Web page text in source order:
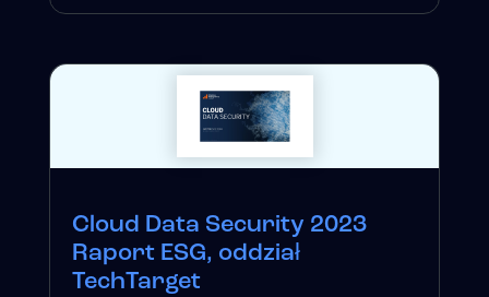
Cloud Data Security 2023
Raport ESG, oddział
TechTarget